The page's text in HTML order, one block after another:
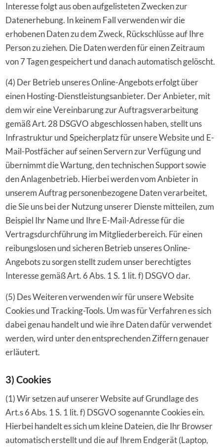
Interesse folgt aus oben aufgelisteten Zwecken zur
Datenerhebung. In keinem Fall verwenden wir die
erhobenen Daten zu dem Zweck, Rückschlüsse auf Ihre
Person zu ziehen. Die Daten werden für einen Zeitraum
von 7 Tagen gespeichert und danach automatisch gelöscht.
(4) Der Betrieb unseres Online-Angebots erfolgt über
einen Hosting-Dienstleistungsanbieter. Der Anbieter, mit
dem wir eine Vereinbarung zur Auftragsverarbeitung
gemäß Art. 28 DSGVO abgeschlossen haben, stellt uns
Infrastruktur und Speicherplatz für unsere Website und E-
Mail-Postfächer auf seinen Servern zur Verfügung und
übernimmt die Wartung, den technischen Support sowie
den Anlagenbetrieb. Hierbei werden vom Anbieter in
unserem Auftrag personenbezogene Daten verarbeitet,
die Sie uns bei der Nutzung unserer Dienste mitteilen, zum
Beispiel Ihr Name und Ihre E-Mail-Adresse für die
Vertragsdurchführung im Mitgliederbereich. Für einen
reibungslosen und sicheren Betrieb unseres Online-
Angebots zu sorgen stellt zudem unser berechtigtes
Interesse gemäß Art. 6 Abs. 1 S. 1 lit. f) DSGVO dar.
(5) Des Weiteren verwenden wir für unsere Website
Cookies und Tracking-Tools. Um was für Verfahren es sich
dabei genau handelt und wie ihre Daten dafür verwendet
werden, wird unter den entsprechenden Ziffern genauer
erläutert.
3) Cookies
(1) Wir setzen auf unserer Website auf Grundlage des
Art.s 6 Abs. 1 S. 1 lit. f) DSGVO sogenannte Cookies ein.
Hierbei handelt es sich um kleine Dateien, die Ihr Browser
automatisch erstellt und die auf Ihrem Endgerät (Laptop,